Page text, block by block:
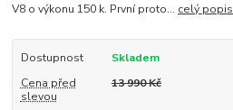
V8 o výkonu 150 k. První proto... celý popis
Dostupnost
Skladem
Cena před
slevou
13 990 Kč